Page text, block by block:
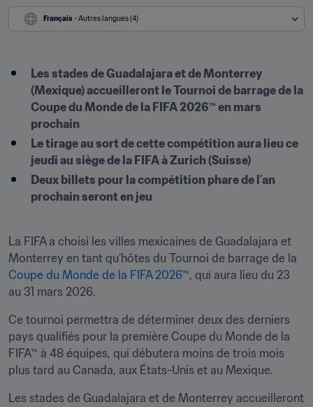
Français - Autres langues (4)
Les stades de Guadalajara et de Monterrey
(Mexique) accueilleront le Tournoi de barrage de la
Coupe du Monde de la FIFA 2026™ en mars
prochain
Le tirage au sort de cette compétition aura lieu ce
jeudi au siège de la FIFA à Zurich (Suisse)
Deux billets pour la compétition phare de l’an
prochain seront en jeu
La FIFA a choisi les villes mexicaines de Guadalajara et
Coupe du Monde de la FIFA 2026™, qui aura lieu du 23
au 31 mars 2026.
Ce tournoi permettra de déterminer deux des derniers
pays qualifiés pour la première Coupe du Monde de la
FIFA™ à 48 équipes, qui débutera moins de trois mois
plus tard au Canada, aux États-Unis et au Mexique.
Les stades de Guadalajara et de Monterrey accueilleront